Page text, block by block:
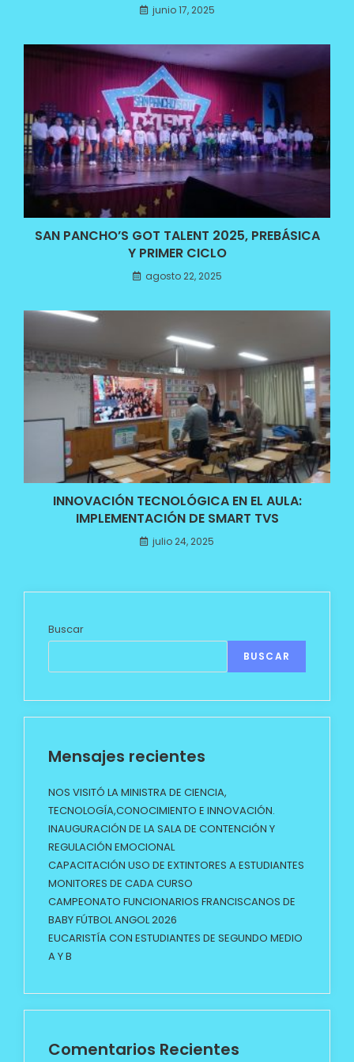
junio 17, 2025
SAN PANCHO’S GOT TALENT 2025, PREBÁSICA
Y PRIMER CICLO
agosto 22, 2025
INNOVACIÓN TECNOLÓGICA EN EL AULA:
IMPLEMENTACIÓN DE SMART TVS
julio 24, 2025
Buscar
BUSCAR
Mensajes recientes
NOS VISITÓ LA MINISTRA DE CIENCIA,
TECNOLOGÍA,CONOCIMIENTO E INNOVACIÓN.
INAUGURACIÓN DE LA SALA DE CONTENCIÓN Y
REGULACIÓN EMOCIONAL
CAPACITACIÓN USO DE EXTINTORES A ESTUDIANTES
MONITORES DE CADA CURSO
CAMPEONATO FUNCIONARIOS FRANCISCANOS DE
BABY FÚTBOL ANGOL 2026
EUCARISTÍA CON ESTUDIANTES DE SEGUNDO MEDIO
A Y B
Comentarios Recientes